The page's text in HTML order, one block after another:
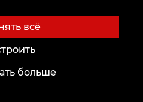
Тату-шрифты онлайн
всё
больше